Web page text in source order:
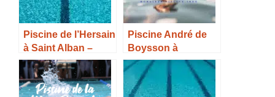
Piscine de l’Hersain
à Saint Alban –
Horaires, Tarifs et
Infos –
Piscine André de
Boysson à
Bagnères de
Bigorre – Horaires,
Tarifs et Infos –